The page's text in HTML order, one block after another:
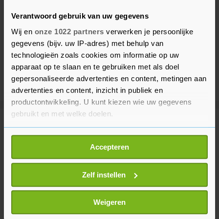
Verantwoord gebruik van uw gegevens
Wij en onze 1022 partners verwerken je persoonlijke
gegevens (bijv. uw IP-adres) met behulp van
technologieën zoals cookies om informatie op uw
apparaat op te slaan en te gebruiken met als doel
gepersonaliseerde advertenties en content, metingen aan
advertenties en content, inzicht in publiek en
productontwikkeling. U kunt kiezen wie uw gegevens
gebruikt en met welke doelen.
Als u het toestaat, willen we ook graag:
Informatie verzamelen over uw geografische
locatie, die tot een paar meter nauwkeurig kan zijn
Uw apparaat identificeren door het actief te
scannen op specifieke eigenschappen (fingerprinting)
Lees meer over hoe uw persoonlijke gegevens worden
verwerkt en stel uw voorkeuren in het
Accepteren
Zelf instellen
Weigeren
Meer uit Entertainment
Britse schrijver van The Horse
Whisperer overleden